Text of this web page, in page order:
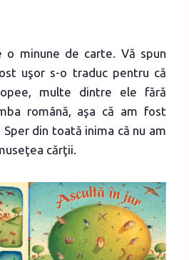
minune de carte. Vă spun
uşor s-o traduc pentru că
multe dintre ele fără
română, aşa că am fost
din toată inima că nu am
cărţii.